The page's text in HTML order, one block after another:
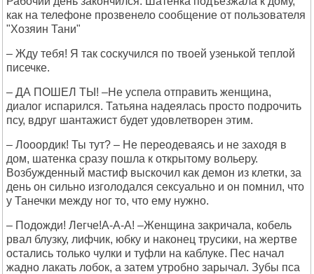
как на телефоне прозвенело сообщение от пользователя
"Хозяин Тани"
– Жду тебя! Я так соскучился по твоей узенькой теплой
писечке.
– ДА ПОШЕЛ ТЫ! –Не успела отправить женщина,
диалог испарился. Татьяна надеялась просто подрочить
псу, вдруг шантажист будет удовлетворен этим.
– Лооордик! Ты тут? – Не переодеваясь и не заходя в
дом, шатенка сразу пошла к открытому вольеру.
Возбужденный мастиф выскочил как демон из клетки, за
день он сильно изголодался сексуально и он помнил, что
у Танечки между ног то, что ему нужно.
– Подожди! Легче!А-А-А! –Женщина закричала, кобель
рвал блузку, лифчик, юбку и наконец трусики, на жертве
остались только чулки и туфли на каблуке. Пес начал
жадно лакать лобок, а затем утробно зарычал. Зубы пса